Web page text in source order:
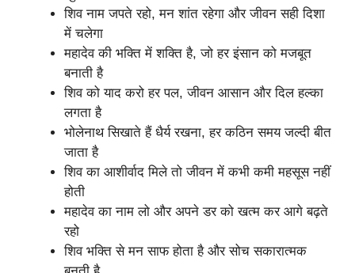
शिव नाम जपते रहो, मन शांत रहेगा और जीवन सही दिशा
में चलेगा
महादेव की भक्ति में शक्ति है, जो हर इंसान को मजबूत
बनाती है
शिव को याद करो हर पल, जीवन आसान और दिल हल्का
लगता है
भोलेनाथ सिखाते हैं धैर्य रखना, हर कठिन समय जल्दी बीत
जाता है
शिव का आशीर्वाद मिले तो जीवन में कभी कमी महसूस नहीं
होती
महादेव का नाम लो और अपने डर को खत्म कर आगे बढ़ते
रहो
शिव भक्ति से मन साफ होता है और सोच सकारात्मक